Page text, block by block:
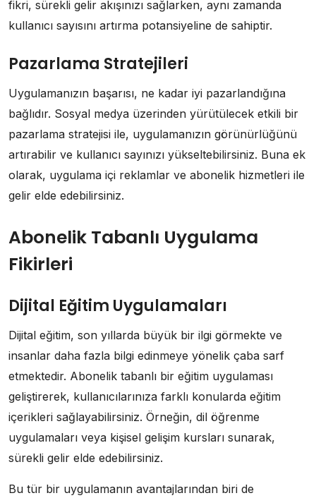
fikri, sürekli gelir akışınızı sağlarken, aynı zamanda
kullanıcı sayısını artırma potansiyeline de sahiptir.
Pazarlama Stratejileri
Uygulamanızın başarısı, ne kadar iyi pazarlandığına
bağlıdır. Sosyal medya üzerinden yürütülecek etkili bir
pazarlama stratejisi ile, uygulamanızın görünürlüğünü
artırabilir ve kullanıcı sayınızı yükseltebilirsiniz. Buna ek
olarak, uygulama içi reklamlar ve abonelik hizmetleri ile
gelir elde edebilirsiniz.
Abonelik Tabanlı Uygulama
Fikirleri
Dijital Eğitim Uygulamaları
Dijital eğitim, son yıllarda büyük bir ilgi görmekte ve
insanlar daha fazla bilgi edinmeye yönelik çaba sarf
etmektedir. Abonelik tabanlı bir eğitim uygulaması
geliştirerek, kullanıcılarınıza farklı konularda eğitim
içerikleri sağlayabilirsiniz. Örneğin, dil öğrenme
uygulamaları veya kişisel gelişim kursları sunarak,
sürekli gelir elde edebilirsiniz.
Bu tür bir uygulamanın avantajlarından biri de